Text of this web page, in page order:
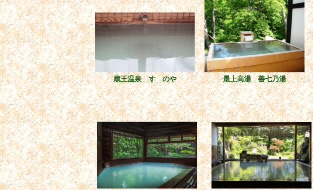
蔵王温泉 すゞのや 最上高湯 善七乃湯